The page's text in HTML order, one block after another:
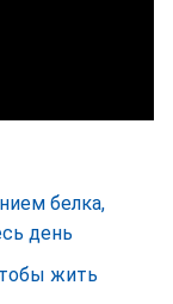
белка,
день
жить